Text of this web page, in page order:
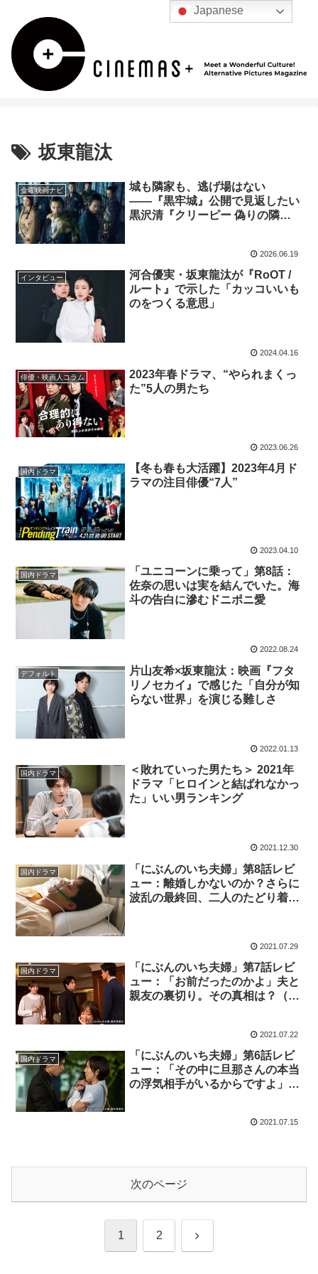
坂東龍汰
金曜映画ナビ
城も隣家も、逃げ場はない
――『黒牢城』公開で見返したい
黒沢清『クリーピー 偽りの隣
2026.06.19
インタビュー
河合優実・坂東龍汰が『RoOT /
ルート』で示した「カッコいいも
のをつくる意思」
2024.04.16
俳優・映画人コラム
2023年春ドラマ、“やられまくっ
た”5人の男たち
2023.06.26
国内ドラマ
【冬も春も大活躍】2023年4月ド
ラマの注目俳優“7人”
2023.04.10
国内ドラマ
「ユニコーンに乗って」第8話：
佐奈の思いは実を結んでいた。海
斗の告白に滲むドニポニ愛
2022.08.24
デフォルト
片山友希×坂東龍汰：映画『フタ
リノセカイ』で感じた「自分が知
らない世界」を演じる難しさ
2022.01.13
国内ドラマ
＜敗れていった男たち＞ 2021年
ドラマ「ヒロインと結ばれなかっ
た」いい男ランキング
2021.12.30
国内ドラマ
「にぶんのいち夫婦」第8話レビ
ュー：離婚しかないのか？さらに
波乱の最終回、二人のたどり着い
2021.07.29
国内ドラマ
「にぶんのいち夫婦」第7話レビ
ュー：「お前だったのかよ」夫と
親友の裏切り。その真相は？（※
2021.07.22
国内ドラマ
「にぶんのいち夫婦」第6話レビ
ュー：「その中に旦那さんの本当
の浮気相手がいるからですよ」信
2021.07.15
次のページ
1 2 次
Japanese